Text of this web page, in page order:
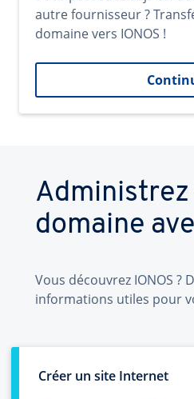
autre fournisseur ?
domaine vers IONOS !
domaine
Vous découvrez IONOS ?
informations utiles pour
Créer un site Internet